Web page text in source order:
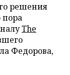
решения
пора
The
Федорова,